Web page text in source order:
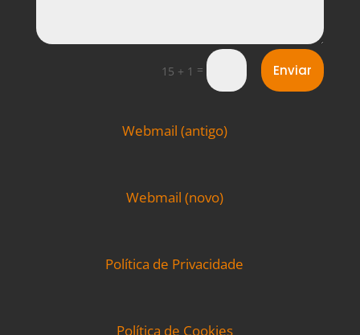
15 + 1 = Enviar
Webmail (antigo)
Webmail (novo)
Política de Privacidade
Política de Cookies